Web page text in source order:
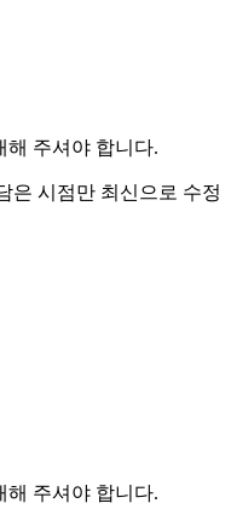
해 주셔야 합니다.
은 시점만 최신으로 수정
해 주셔야 합니다.